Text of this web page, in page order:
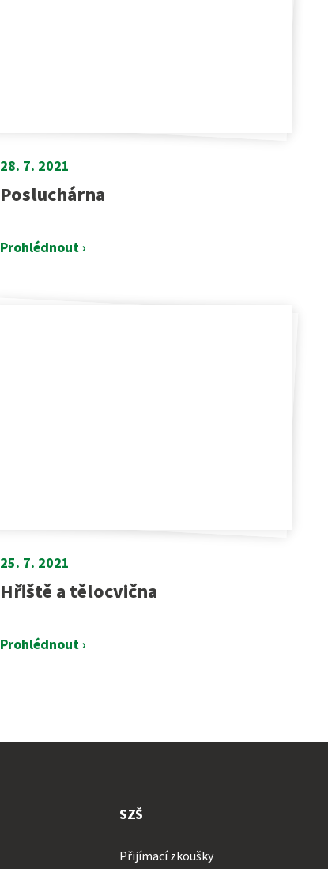
28. 7. 2021
Posluchárna
Prohlédnout ›
25. 7. 2021
Hřiště a tělocvična
Prohlédnout ›
SZŠ
Přijímací zkoušky